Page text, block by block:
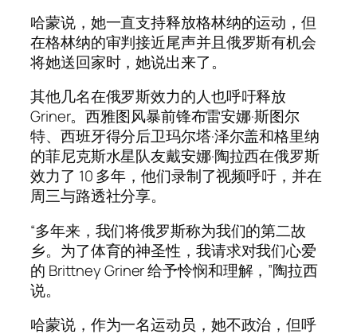
哈蒙说，她一直支持释放格林纳的运动，但
在格林纳的审判接近尾声并且俄罗斯有机会
将她送回家时，她说出来了。
其他几名在俄罗斯效力的人也呼吁释放
Griner。西雅图风暴前锋布雷安娜·斯图尔
特、西班牙得分后卫玛尔塔·泽尔盖和格里纳
的菲尼克斯水星队友戴安娜·陶拉西在俄罗斯
效力了 10 多年，他们录制了视频呼吁，并在
周三与路透社分享。
“多年来，我们将俄罗斯称为我们的第二故
乡。为了体育的神圣性，我请求对我们心爱
的 Brittney Griner 给予怜悯和理解，”陶拉西
说。
哈蒙说，作为一名运动员，她不政治，但呼